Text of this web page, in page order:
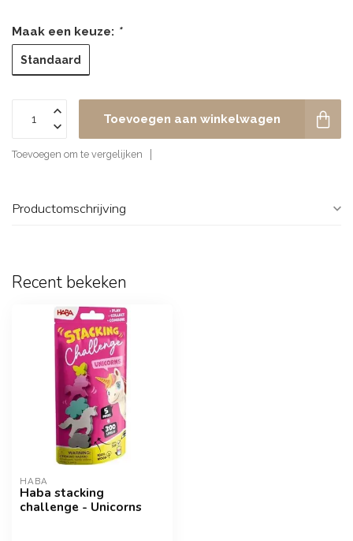
Maak een keuze: *
Standaard
Toevoegen aan winkelwagen
Toevoegen om te vergelijken
Productomschrijving
Recent bekeken
HABA
Haba stacking
challenge - Unicorns